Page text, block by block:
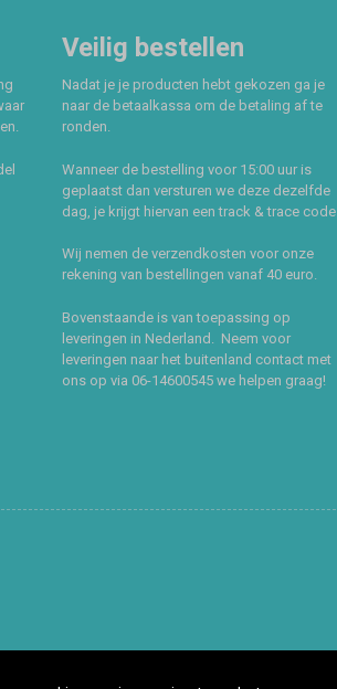
Veilig bestellen
Nadat je je producten hebt gekozen ga je
naar de betaalkassa om de betaling af te
ronden.
Wanneer de bestelling voor 15:00 uur is
geplaatst dan versturen we deze dezelfde
dag, je krijgt hiervan een track & trace code.
Wij nemen de verzendkosten voor onze
rekening van bestellingen vanaf 40 euro.
Bovenstaande is van toepassing op
leveringen in Nederland. Neem voor
leveringen naar het buitenland contact met
ons op via 06-14600545 we helpen graag!